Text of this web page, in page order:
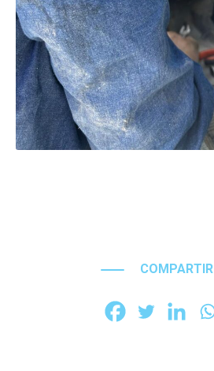
COMPARTIR